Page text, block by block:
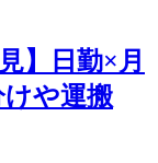
】日勤×月
けや運搬